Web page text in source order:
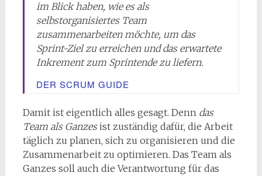
im Blick haben, wie es als
selbstorganisiertes Team
zusammenarbeiten möchte, um das
Sprint-Ziel zu erreichen und das erwartete
Inkrement zum Sprintende zu liefern.
DER SCRUM GUIDE
Damit ist eigentlich alles gesagt. Denn das
Team als Ganzesist zuständig dafür, die Arbeit
täglich zu planen, sich zu organisieren und die
Zusammenarbeit zu optimieren. Das Team als
Ganzes soll auch die Verantwortung für das